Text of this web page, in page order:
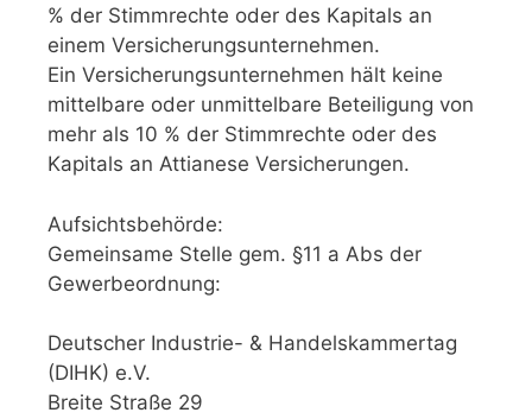
% der Stimmrechte oder des Kapitals an
einem Versicherungsunternehmen.
Ein Versicherungsunternehmen hält keine
mittelbare oder unmittelbare Beteiligung von
mehr als 10 % der Stimmrechte oder des
Kapitals an Attianese Versicherungen.
Aufsichtsbehörde:
Gemeinsame Stelle gem. §11 a Abs der
Gewerbeordnung:
Deutscher Industrie- & Handelskammertag
(DIHK) e.V.
Breite Straße 29